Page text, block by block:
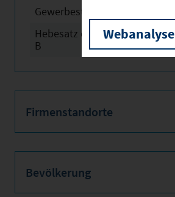
Gewerbesteuerhebesatz
Hebesatz der Grundsteuer
B
Firmenstandorte
Bevölkerung